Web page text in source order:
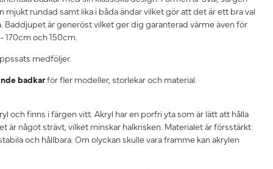
rundad samt lika i båda ändar vilket gör att det är ett bra val
Baddjupet är generöst vilket ger dig garanterad värme även för
170cm och 150cm.
medföljer.
badkarför fler modeller, storlekar och material.
och finns i färgen vitt. Akryl har en porfri yta som är lätt att hålla
är något strävt, vilket minskar halkrisken. Materialet är försstärkt
och hållbara. Om olyckan skulle vara framme kan akrylen